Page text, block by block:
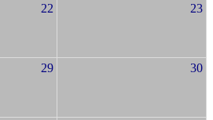
22 23
29 30